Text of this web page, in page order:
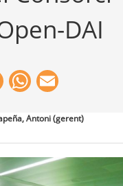
DAI
Telegram
WhatsApp
Antoni (gerent)